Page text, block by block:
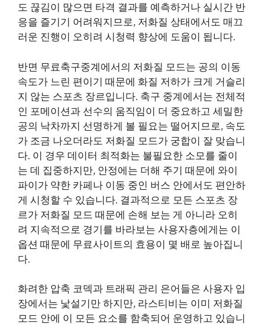
도 끊김이 많으면 타격 결과를 예측하거나 실시간 반
응을 즐기기 어려워지므로, 저화질 상태에서도 매끄
러운 진행이 오히려 시청력 향상에 도움이 됩니다.
반면 무료축구중계에서의 저화질 모드는 공의 이동
속도가 느린 편이기 때문에 화질 저하가 크게 거슬리
지 않는 스포츠 장르입니다. 축구 중계에서는 전체적
인 포메이션과 선수의 움직임이 더 중요하고 세밀한
공의 낙차까지 선명하게 볼 필요는 떨어지므로, 속도
가 조금 나오더라도 저화질 모드가 궁합이 잘 맞습니
다. 이 경우 데이터 최적화는 불필요한 소모를 줄이
는 데 집중하지만, 안정에는 더해 주기 때문에 와이
파이가 약한 카페나 이동 중인 버스 안에서도 편안하
게 시청할 수 있습니다. 결과적으로 모든 스포츠 장
르가 저화질 모드 때문에 손해 보는 게 아니라 오히
려 지속적으로 경기를 바라보는 사용자층에게는 이
옵션 때문에 무료사이트의 효용이 몇 배로 높아집니
다.
화려한 압축 코덱과 트래픽 관리 은어들은 사용자 입
장에서는 낯설기만 하지만, 라스티비는 이미 저화질
모드 안에 이 모든 요소를 함축되어 운영하고 있습니